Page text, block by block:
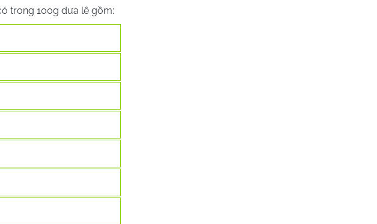
trong 100g dưa lê gồm: